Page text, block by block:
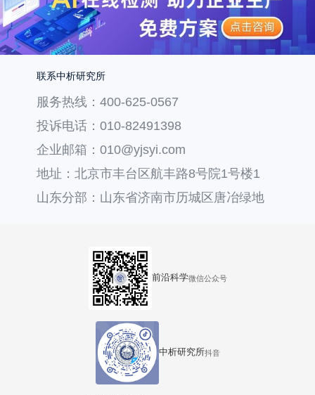
联系中析研究所
服务热线：400-625-0567
投诉电话：010-82491398
企业邮箱：010@yjsyi.com
地址：北京市丰台区航丰路8号院1号楼1
层121
山东分部：山东省济南市历城区唐冶绿地
前沿科学微信公众号
中析研究所抖音